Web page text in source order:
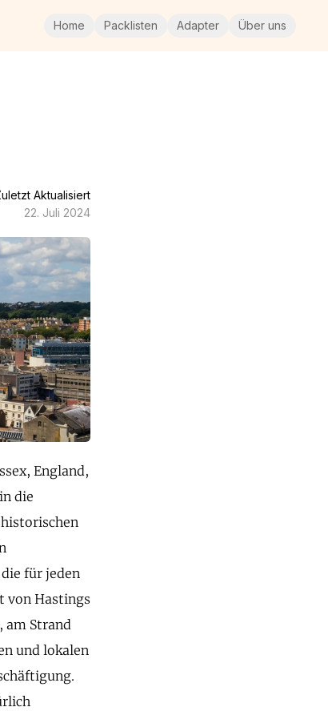
Home Packlisten Adapter Über uns
Aktualisiert
22. Juli 2024
England,
die
für jeden
von Hastings
am Strand
und lokalen